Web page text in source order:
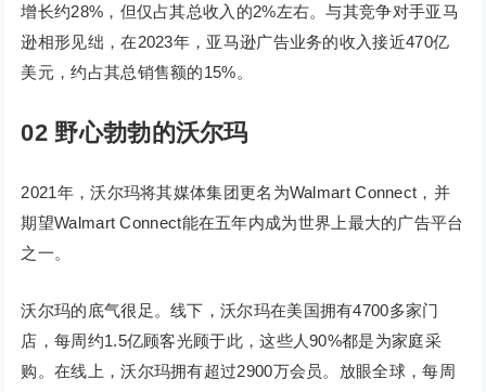
增长约28%，但仅占其总收入的2%左右。与其竞争对手亚马
逊相形见绌，在2023年，亚马逊广告业务的收入接近470亿
美元，约占其总销售额的15%。
02 野心勃勃的沃尔玛
2021年，沃尔玛将其媒体集团更名为Walmart Connect，并
期望Walmart Connect能在五年内成为世界上最大的广告平台
之一。
沃尔玛的底气很足。线下，沃尔玛在美国拥有4700多家门
店，每周约1.5亿顾客光顾于此，这些人90%都是为家庭采
购。在线上，沃尔玛拥有超过2900万会员。放眼全球，每周